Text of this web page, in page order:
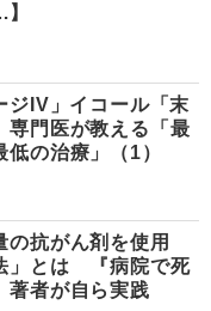
ジIV」イコール「末
門医が教える「最
の治療」（1）
の抗がん剤を使用
」とは 『病院で死
著者が自ら実践